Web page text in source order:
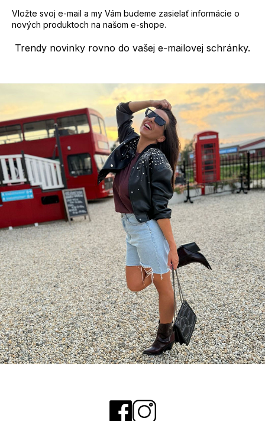
Trendy novinky rovno do vašej e-mailovej schránky.
Vložte svoj e-mail a my Vám budeme zasielať informácie o
nových produktoch na našom e-shope.